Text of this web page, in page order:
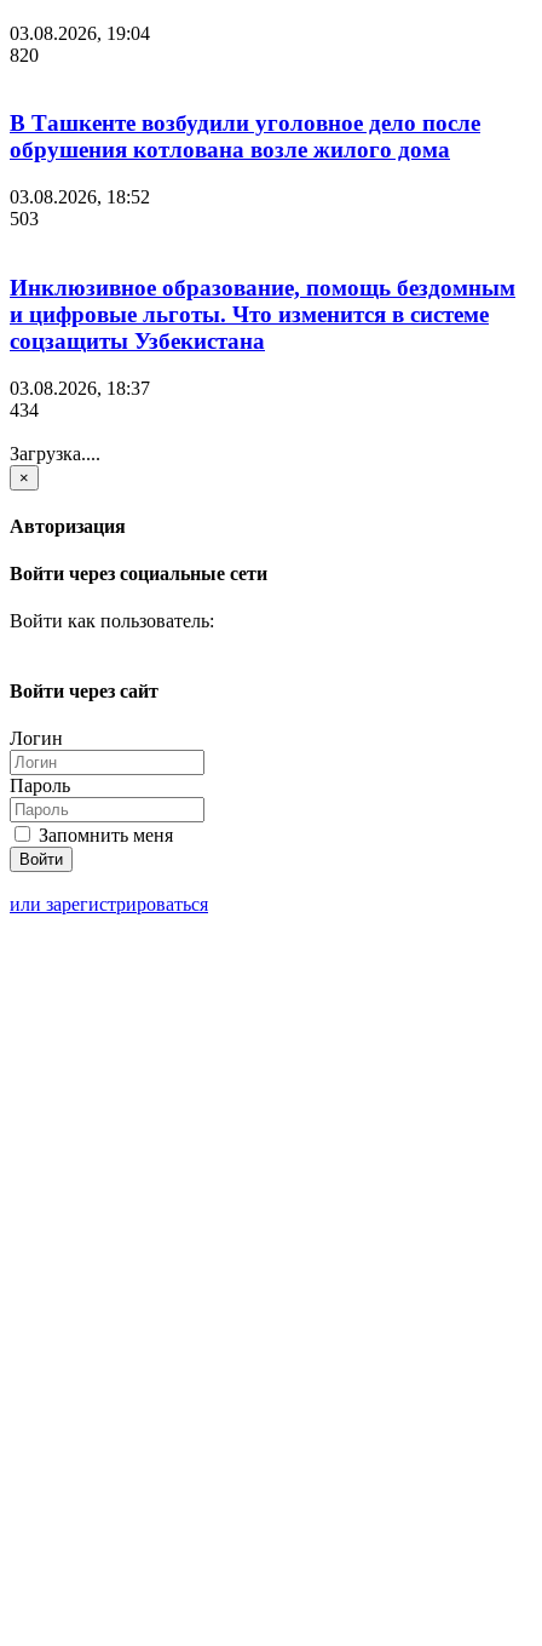
03.08.2026, 19:04
820
В Ташкенте возбудили уголовное дело после
обрушения котлована возле жилого дома
03.08.2026, 18:52
503
Инклюзивное образование, помощь бездомным
и цифровые льготы. Что изменится в системе
соцзащиты Узбекистана
03.08.2026, 18:37
434
Загрузка....
×
Авторизация
Войти через социальные сети
Войти как пользователь:
Войти через сайт
Логин
Пароль
Запомнить меня
или зарегистрироваться